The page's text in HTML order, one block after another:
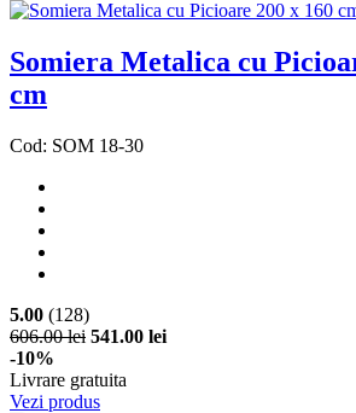
Somiera Metalica cu
cm
Cod: SOM 18-30
5.00 (128)
606.00 lei 541.00 lei
-10%
Livrare gratuita
Vezi produs